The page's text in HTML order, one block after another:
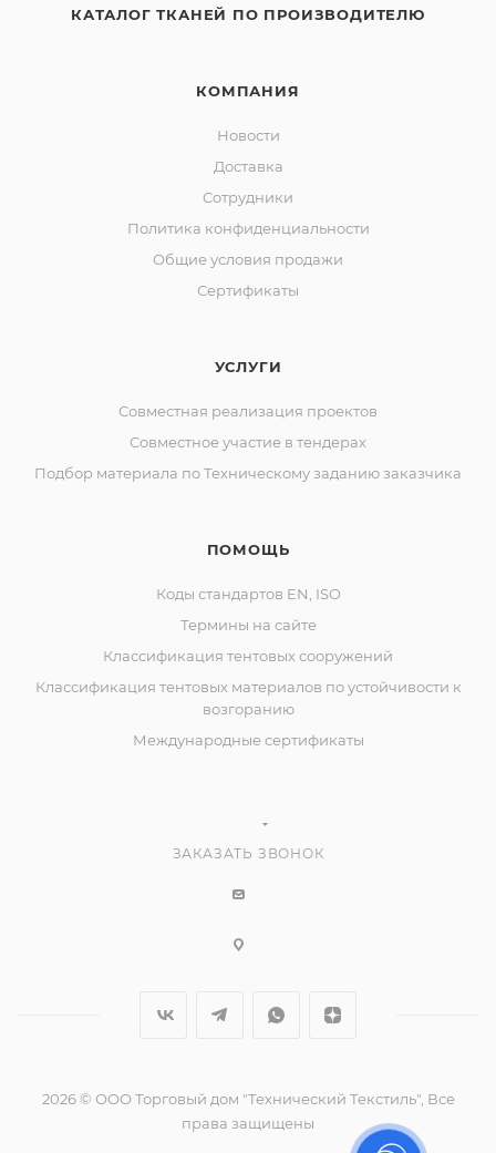
КАТАЛОГ ТКАНЕЙ ПО ПРОИЗВОДИТЕЛЮ
КОМПАНИЯ
Новости
Доставка
Сотрудники
Политика конфиденциальности
Общие условия продажи
Сертификаты
УСЛУГИ
Совместная реализация проектов
Совместное участие в тендерах
Подбор материала по Техническому заданию заказчика
ПОМОЩЬ
Коды стандартов EN, ISO
Термины на сайте
Классификация тентовых сооружений
Классификация тентовых материалов по устойчивости к
возгоранию
Международные сертификаты
ЗАКАЗАТЬ ЗВОНОК
2026 © ООО Торговый дом "Технический Текстиль", Все
права защищены